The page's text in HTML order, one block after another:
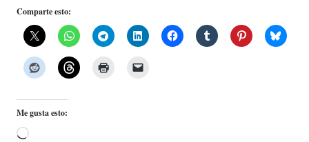
Comparte esto:
Me gusta esto:
Cargando...